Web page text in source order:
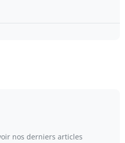
nos derniers articles